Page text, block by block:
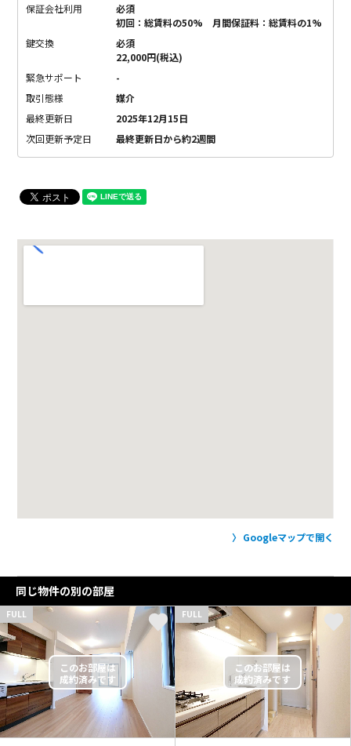
保証会社利用
必須
初回：総賃料の50% 月間保証料：総賃料の1%
鍵交換
必須
22,000円(税込)
緊急サポート
-
取引態様
媒介
最終更新日
2025年12月15日
次回更新予定日
最終更新日から約2週間
Googleマップで開く
同じ物件の別の部屋
FULL FULL